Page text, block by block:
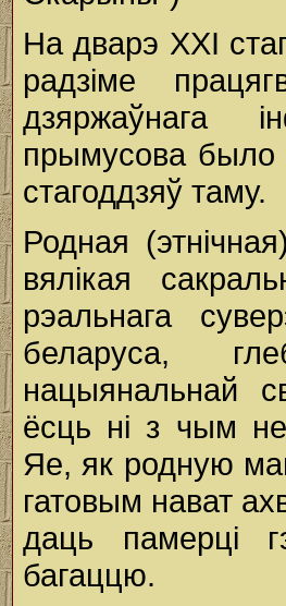
На дварэ ХХI
радзіме
дзяржаўнага
прымусова было
стагоддзяў таму.
Родная
вялікая
рэальнага
беларуса,
нацыянальнай
ёсць ні з чым
Яе, як родную
гатовым нават
даць памерці
багаццю.